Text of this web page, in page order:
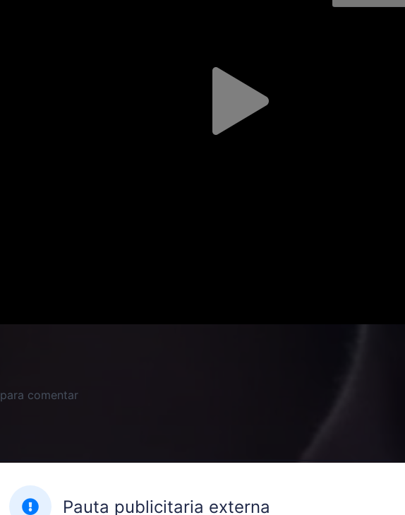
para comentar
Pauta publicitaria externa